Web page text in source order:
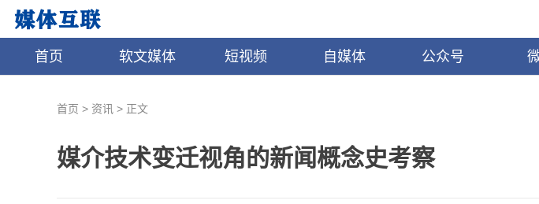
首页 软文媒体 短视频 自媒体 公众号
首页 > 资讯 > 正文
媒介技术变迁视角的新闻概念史考察